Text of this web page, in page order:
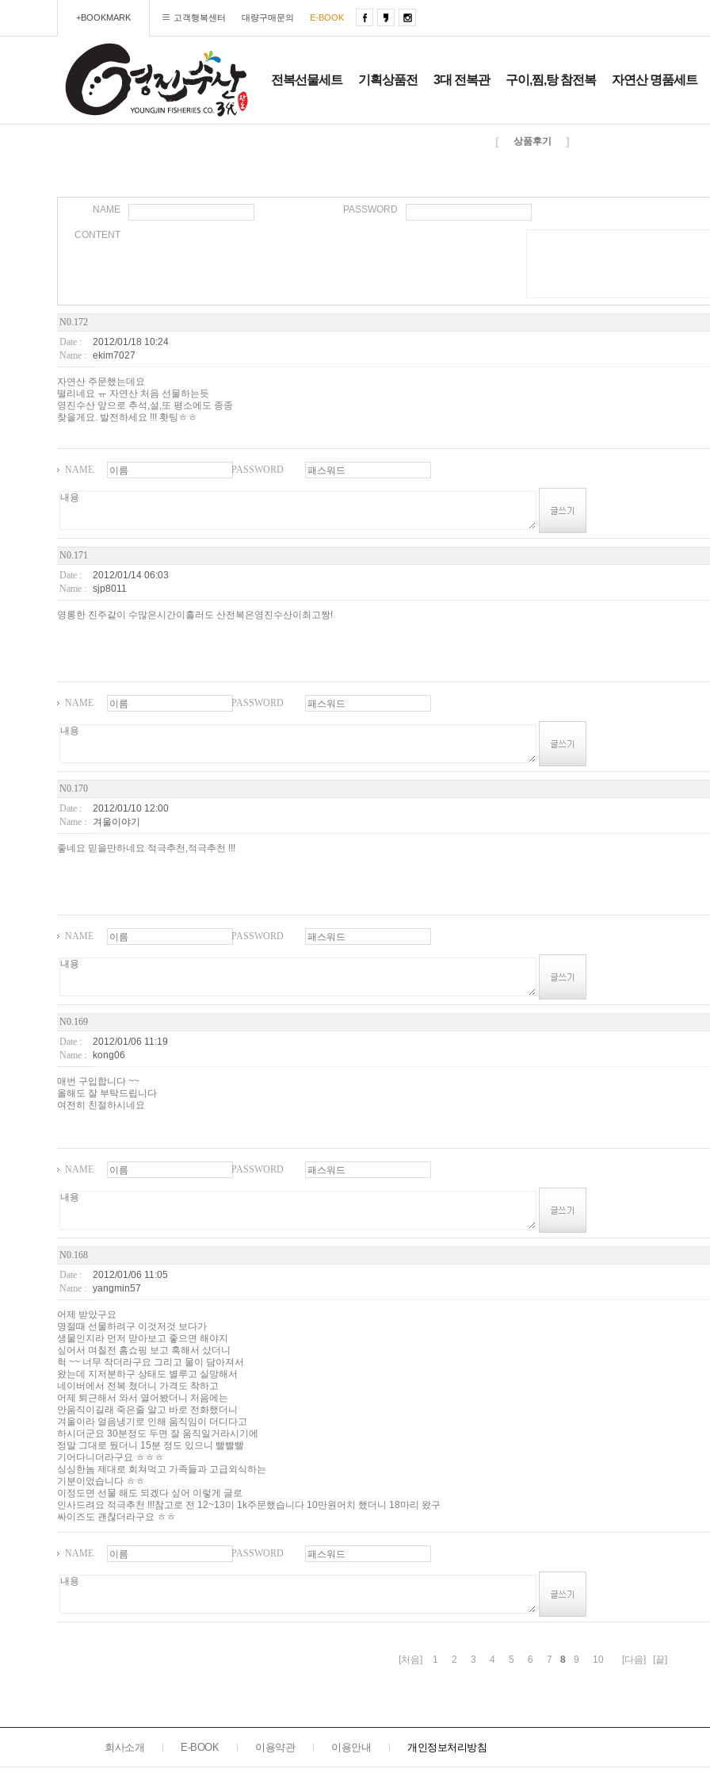
+BOOKMARK 고객행복센터 대량구매문의 E-BOOK
전복선물세트 기획상품전 3대 전복관 구이,찜,탕 참전복 자연산 명품세트
[ 상품후기 ]
NAME PASSWORD
CONTENT
N0.172
Date :
2012/01/18 10:24
Name :
ekim7027
자연산 주문했는데요
떨리네요 ㅠ 자연산 처음 선물하는듯
영진수산 앞으로 추석,설,또 평소에도 종종
찾을게요. 발전하세요 !!! 홧팅ㅎㅎ
NAME PASSWORD
N0.171
Date :
2012/01/14 06:03
Name :
sjp8011
영롱한 진주같이 수많은시간이흘러도 산전복은영진수산이최고짱!
NAME PASSWORD
N0.170
Date :
2012/01/10 12:00
Name :
겨울이야기
좋네요 믿을만하네요 적극추천,적극추천 !!!
NAME PASSWORD
N0.169
Date :
2012/01/06 11:19
Name :
kong06
매번 구입합니다 ~~
올해도 잘 부탁드립니다
여전히 친절하시네요
NAME PASSWORD
N0.168
Date :
2012/01/06 11:05
Name :
yangmin57
어제 받았구요
명절때 선물하려구 이것저것 보다가
생물인지라 먼저 맏아보고 좋으면 해야지
싶어서 며칠전 홈쇼핑 보고 혹해서 샀더니
헉 ~~ 너무 작더라구요 그리고 물이 담아져서
왔는데 지저분하구 상태도 별루고 실망해서
네이버에서 전복 쳤더니 가격도 착하고
어제 퇴근해서 와서 열어봤더니 처음에는
안움직이길래 죽은줄 알고 바로 전화했더니
겨울이라 얼음냉기로 인해 움직임이 더디다고
하시더군요 30분정도 두면 잘 움직일거라시기에
정말 그대로 뒀더니 15분 정도 있으니 빨빨빨
기어다니더라구요 ㅎㅎㅎ
싱싱한놈 제대로 회쳐먹고 가족들과 고급외식하는
기분이었습니다 ㅎㅎ
이정도면 선물 해도 되겠다 싶어 이렇게 글로
인사드려요 적극추천 !!!참고로 전 12~13미 1k주문했습니다 10만원어치 했더니 18마리 왔구
싸이즈도 괜찮더라구요 ㅎㅎ
NAME PASSWORD
[처음] 1 2 3 4 5 6 7 8 9 10 [다음] [끝]
회사소개 E-BOOK 이용약관 이용안내 개인정보처리방침